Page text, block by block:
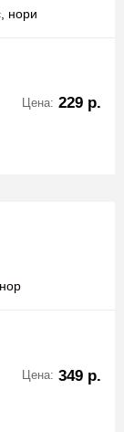
нори
Цена: 229 р.
Цена: 349 р.